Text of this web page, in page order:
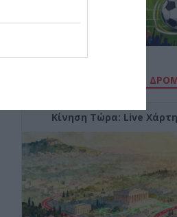
ΔΕΙΤΕ ΤΗΝ ΚΙΝΗΣΗ ΣΤΟΥΣ
Κίνηση Τώρα: Live